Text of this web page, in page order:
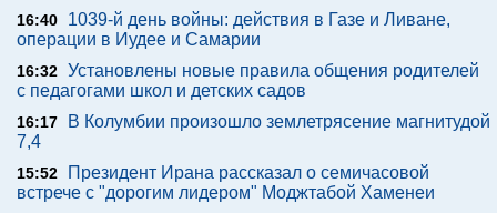
16:40
1039-й день войны: действия в Газе и Ливане,
операции в Иудее и Самарии
16:32 Установлены новые правила общения родителей
с педагогами школ и детских садов
16:17
В Колумбии произошло землетрясение магнитудой
7,4
15:52
Президент Ирана рассказал о семичасовой
встрече с "дорогим лидером" Моджтабой Хаменеи